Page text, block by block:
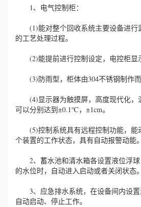
1、电气控制柜：
(1)能对整个回收系统主要设备进行
的工艺处理过程。
(2)能提前进行控制设定，电控柜显
(3)防雨型，柜体由304不锈钢制作而
(4)显示器为触摸屏，高度现代化，
可以分别达到±0.1℃，±1cm。
(5)控制系统具有远程控制功能，能
个装置的工作状态，具有自动报警动能。
2、蓄水池和清水箱各设置液位浮球
的水位时，自动进入启动或者关闭状态。
3、应急排水系统，在设备间内设置
自动启动、停止工作。